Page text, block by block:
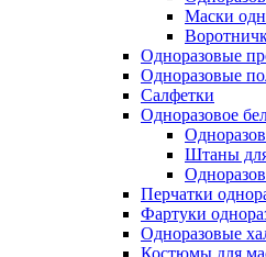
Маски
Одноразовые
Одноразовые
Салфетки
Одноразовое
Штаны
Перчатки
Фартуки
Одноразовые
Костюмы для